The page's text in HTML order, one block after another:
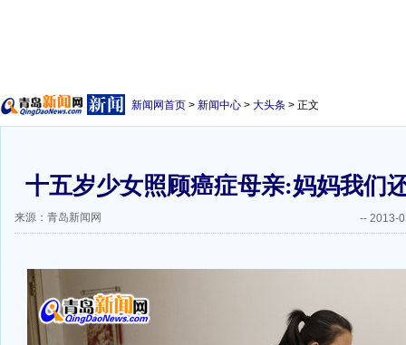
新闻网首页 > 新闻中心 > 大头条 > 正文
十五岁少女照顾癌症母亲:妈妈我们
来源：青岛新闻网 -- 2013-